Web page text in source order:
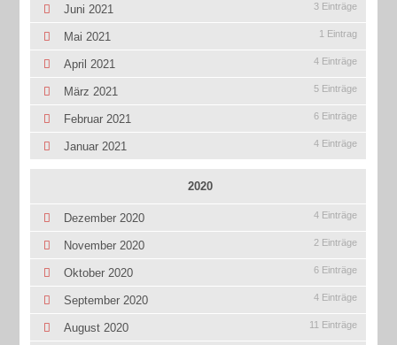
Juni 2021 3 Einträge
Mai 2021 1 Eintrag
April 2021 4 Einträge
März 2021 5 Einträge
Februar 2021 6 Einträge
Januar 2021 4 Einträge
2020
Dezember 2020 4 Einträge
November 2020 2 Einträge
Oktober 2020 6 Einträge
September 2020 4 Einträge
August 2020 11 Einträge